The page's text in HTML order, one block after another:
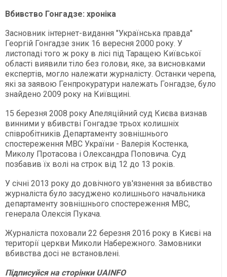
Вбивство Гонгадзе: хроніка
Засновник інтернет-видання "Українська правда"
Георгій Гонгадзе зник 16 вересня 2000 року. У
листопаді того ж року в лісі під Таращею Київської
області виявили тіло без голови, яке, за висновками
експертів, могло належати журналісту. Останки черепа,
які за заявою Генпрокуратури належать Гонгадзе, було
знайдено 2009 року на Київщині.
15 березня 2008 року Апеляційний суд Києва визнав
винними у вбивстві Гонгадзе трьох колишніх
співробітників Департаменту зовнішнього
спостереження МВС України - Валерія Костенка,
Миколу Протасова і Олександра Поповича. Суд
позбавив їх волі на строк від 12 до 13 років.
У січні 2013 року до довічного ув'язнення за вбивство
журналіста було засуджено колишнього начальника
департаменту зовнішнього спостереження МВС,
генерала Олексія Пукача.
Журналіста поховали 22 березня 2016 року в Києві на
території церкви Миколи Набережного. Замовники
вбивства досі не встановлені.
Підписуйся на сторінки UAINFO